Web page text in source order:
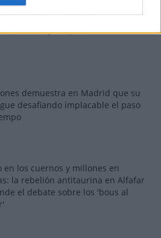
discos de Bad Bunny,
de mejor a peor
demuestra en Madrid que su
desafiando implacable el paso
en los cuernos y millones en
la rebelión antitaurina en Alfafar
el debate sobre los 'bous al